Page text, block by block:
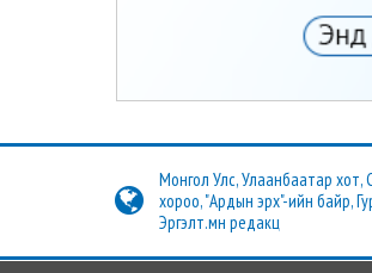
Монгол Улс, Улаанбаатар хот,
хороо, "Ардын эрх"-ийн байр,
Эргэлт.мн редакц